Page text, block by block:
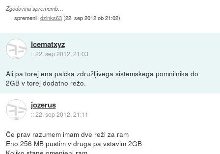
Zgodovina sprememb…
spremenil:dzinks63(22. sep 2012 ob 21:02)
Icematxyz
::22. sep 2012, 21:03
Ali pa torej ena palčka združljivega sistemskega pomnilnika do
2GB v torej dodatno režo.
jozerus
::22. sep 2012, 21:11
Če prav razumem imam dve reži za ram
Eno 256 MB pustim v druga pa vstavim 2GB